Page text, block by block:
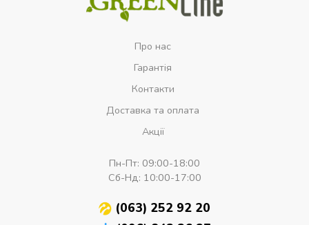
Про нас
Гарантія
Контакти
Доставка та оплата
Акції
Пн-Пт: 09:00-18:00
Сб-Нд: 10:00-17:00
(063) 252 92 20